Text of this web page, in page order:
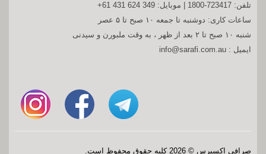
تلفن: 1800-723417 | موبایل: +61 431 624 349
ساعات کاری: دوشنبه تا جمعه ۱۰ صبح تا ۵ عصر
شنبه ۱۰ صبح تا ۲ بعد از ظهر ، به وقت ملبورن و سیدنی
ایمیل : info@sarafi.com.au
صرافی اکسپرس © 2026 کلیه حقوق محفوظ است.